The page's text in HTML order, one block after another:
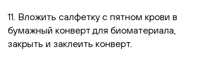
11. Вложить салфетку с пятном крови в
бумажный конверт для биоматериала,
закрыть и заклеить конверт.